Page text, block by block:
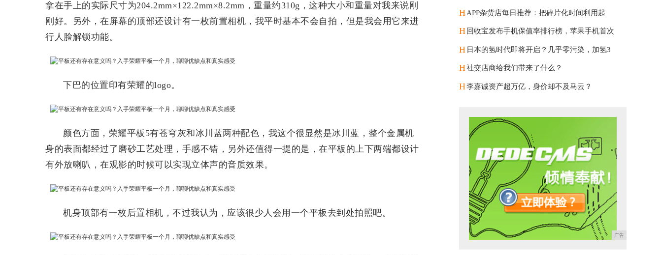
拿在手上的实际尺寸为204.2mm×122.2mm×8.2mm，重量约310g，这种大小和重量对我来说刚
刚好。另外，在屏幕的顶部还设计有一枚前置相机，我平时基本不会自拍，但是我会用它来进
行人脸解锁功能。
下巴的位置印有荣耀的logo。
颜色方面，荣耀平板5有苍穹灰和冰川蓝两种配色，我这个很显然是冰川蓝，整个金属机
身的表面都经过了磨砂工艺处理，手感不错，另外还值得一提的是，在平板的上下两端都设计
有外放喇叭，在观影的时候可以实现立体声的音质效果。
机身顶部有一枚后置相机，不过我认为，应该很少人会用一个平板去到处拍照吧。
HAPP杂货店每日推荐：把碎片化时间利用起
H 回收宝发布手机保值率排行榜，苹果手机首次
H 日本的氢时代即将开启？几乎零污染，加氢3
H社交店商给我们带来了什么？
H李嘉诚资产超万亿，身价却不及马云？
广告